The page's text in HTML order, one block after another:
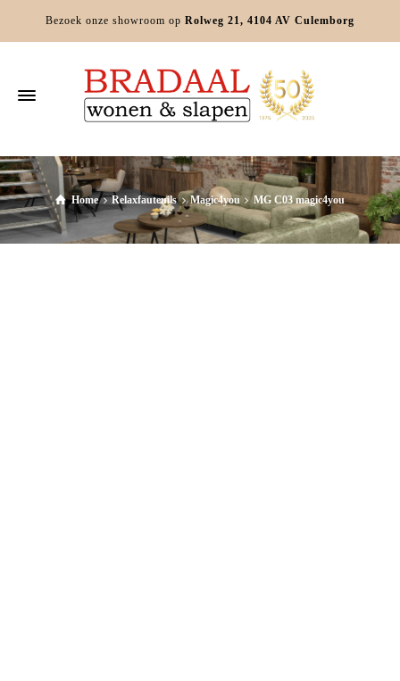
Bezoek onze showroom op Rolweg 21, 4104 AV Culemborg
Home Relaxfauteuils Magic4you MG C03 magic4you